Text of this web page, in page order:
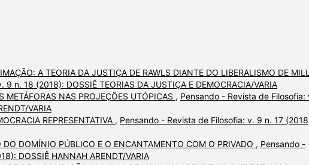
A TEORIA DA JUSTIÇA DE RAWLS DIANTE DO LIBERALISMO DE
n. 18 (2018): DOSSIÊ TEORIAS DA JUSTIÇA E DEMOCRACIA/VARIA
METÁFORAS NAS PROJEÇÕES UTÓPICAS , Pensando - Revista de Filosofia:
VARIA
REPRESENTATIVA , Pensando - Revista de Filosofia: v. 9 n. 17
DO DOMÍNIO PÚBLICO E O ENCANTAMENTO COM O PRIVADO , Pensando -
DOSSIÊ HANNAH ARENDT/VARIA